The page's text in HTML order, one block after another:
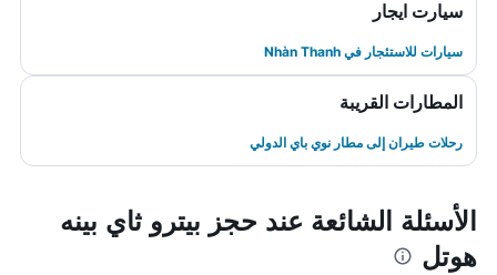
سيارت ايجار
سيارات للاستئجار في Nhàn Thanh
المطارات القريبة
رحلات طيران إلى مطار نوي باي الدولي
الأسئلة الشائعة عند حجز بيترو ثاي بينه
هوتل